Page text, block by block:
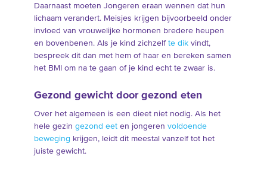
Daarnaast moeten Jongeren eraan wennen dat hun
lichaam verandert. Meisjes krijgen bijvoorbeeld onder
invloed van vrouwelijke hormonen bredere heupen
en bovenbenen. Als je kind zichzelf te dikvindt,
bespreek dit dan met hem of haar en bereken samen
het BMI om na te gaan of je kind echt te zwaar is.
Gezond gewicht door gezond eten
Over het algemeen is een dieet niet nodig. Als het
hele gezin gezond eeten jongeren voldoende
beweging krijgen, leidt dit meestal vanzelf tot het
juiste gewicht.